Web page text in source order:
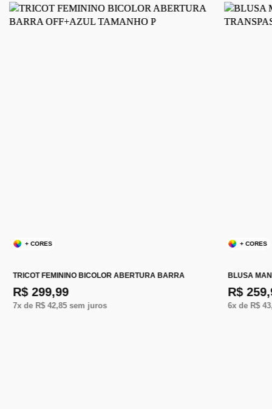
+ CORES
TRICOT FEMININO BICOLOR ABERTURA BARRA
R$ 299,99
7x de R$ 42,85sem juros
+ CORES
BLUSA
R$
6x de R$